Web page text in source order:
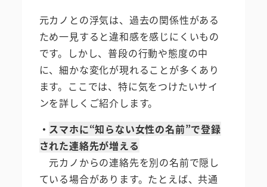
元カノとの浮気は、過去の関係性がある
ため一見すると違和感を感じにくいもの
です。しかし、普段の行動や態度の中
に、細かな変化が現れることが多くあり
ます。ここでは、特に気をつけたいサイ
ンを詳しくご紹介します。
・ スマホに“知らない女性の名前”で登録
された連絡先が増える
元カノからの連絡先を別の名前で隠し
ている場合があります。たとえば、共通